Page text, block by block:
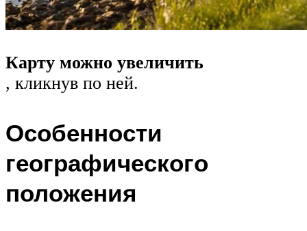
Карту можно увеличить
, кликнув по ней.
Особенности
географического
положения